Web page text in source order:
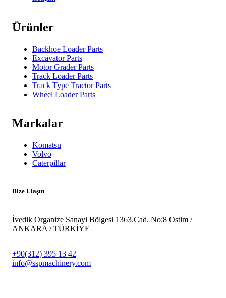
Ürünler
Backhoe Loader Parts
Excavator Parts
Motor Grader Parts
Track Loader Parts
Track Type Tractor Parts
Wheel Loader Parts
Markalar
Komatsu
Volvo
Caterpillar
Bize Ulaşın
İvedik Organize Sanayi Bölgesi 1363.Cad. No:8 Ostim /
ANKARA / TÜRKİYE
+90(312) 395 13 42
info@sspmachinery.com